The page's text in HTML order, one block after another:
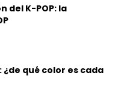
del K-POP: la
¿de qué color es cada